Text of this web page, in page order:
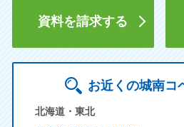
資料を請求する
お近くの城南コ
北海道・東北